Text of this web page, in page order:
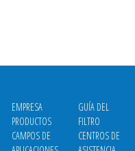
EMPRESA
PRODUCTOS
CAMPOS DE
GUÍA DEL
FILTRO
CENTROS DE